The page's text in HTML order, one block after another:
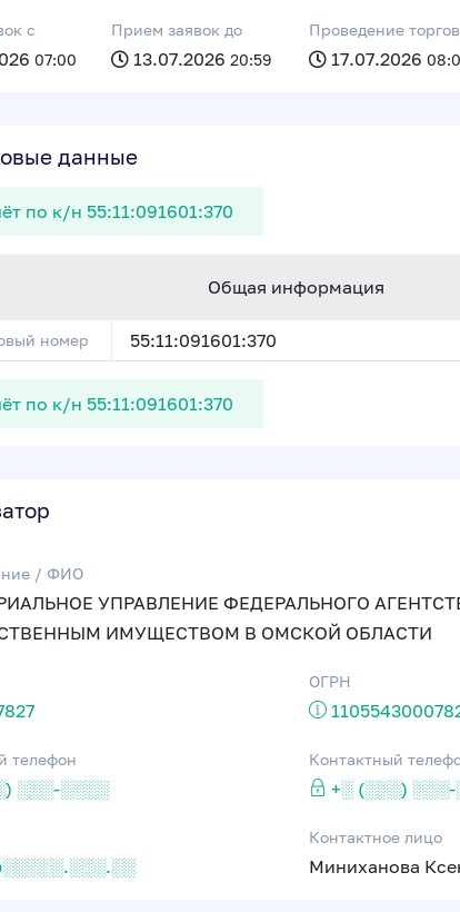
c
07:00
Прием заявок до
13.07.2026 20:59
Проведение торгов
17.07.2026
данные
по к/н 55:11:091601:370
Общая информация
номер 55:11:091601:370
по к/н 55:11:091601:370
/ ФИО
УПРАВЛЕНИЕ ФЕДЕРАЛЬНОГО
ИМУЩЕСТВОМ В ОМСКОЙ ОБЛАСТИ
ОГРН
телефон
░░░-░░░░
Контактный
+░ (░░░)
Контактное лицо
Миниханова